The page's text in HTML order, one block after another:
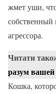
жмет уши,
собственный
агрессора.
Читати
разум
Кошка,